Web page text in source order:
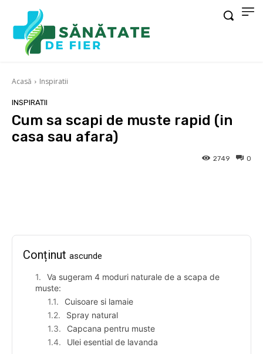
Acasă Inspiratii
INSPIRATII
Cum sa scapi de muste rapid (in
casa sau afara)
0
2749
Conținut ascunde
Va sugeram 4 moduri naturale de a scapa de
muste:
Cuisoare si lamaie
Spray natural
Capcana pentru muste
Ulei esential de lavanda